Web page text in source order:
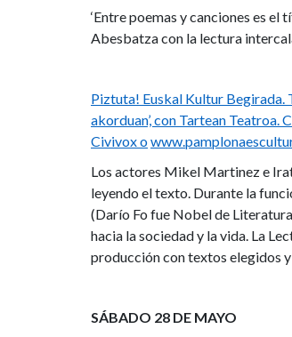
‘Entre poemas y canciones es
Abesbatza con la lectura
Piztuta! Euskal Kultur Begirada.
akorduan’, con Tartean Teatroa.
Civivox o
Los actores Mikel Martinez e
leyendo el texto. Durante la
(Darío Fo fue Nobel de
hacia la sociedad y la vida. La
producción con textos elegidos
SÁBADO 28 DE MAYO